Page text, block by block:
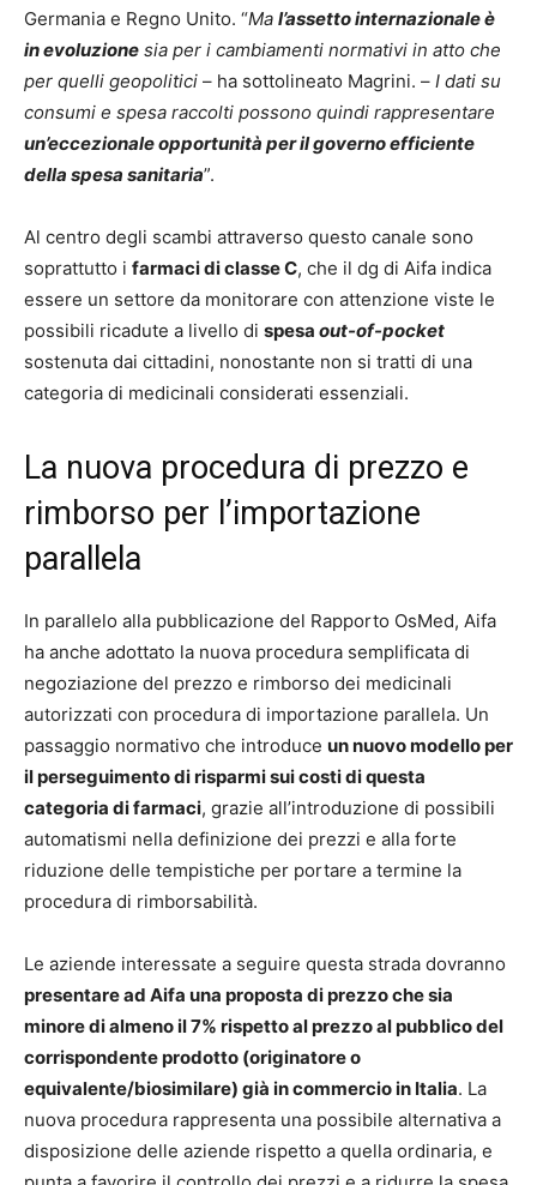
Germania e Regno Unito. “Ma l’assetto internazionale è
in evoluzione sia per i cambiamenti normativi in atto che
per quelli geopolitici – ha sottolineato Magrini. – I dati su
consumi e spesa raccolti possono quindi rappresentare
un’eccezionale opportunità per il governo efficiente
della spesa sanitaria”.
Al centro degli scambi attraverso questo canale sono
soprattutto i farmaci di classe C, che il dg di Aifa indica
essere un settore da monitorare con attenzione viste le
possibili ricadute a livello di spesa out-of-pocket
sostenuta dai cittadini, nonostante non si tratti di una
categoria di medicinali considerati essenziali.
La nuova procedura di prezzo e
rimborso per l’importazione
parallela
In parallelo alla pubblicazione del Rapporto OsMed, Aifa
ha anche adottato la nuova procedura semplificata di
negoziazione del prezzo e rimborso dei medicinali
autorizzati con procedura di importazione parallela. Un
passaggio normativo che introduce un nuovo modello per
il perseguimento di risparmi sui costi di questa
categoria di farmaci, grazie all’introduzione di possibili
automatismi nella definizione dei prezzi e alla forte
riduzione delle tempistiche per portare a termine la
procedura di rimborsabilità.
Le aziende interessate a seguire questa strada dovranno
presentare ad Aifa una proposta di prezzo che sia
minore di almeno il 7% rispetto al prezzo al pubblico del
corrispondente prodotto (originatore o
equivalente/biosimilare) già in commercio in Italia. La
nuova procedura rappresenta una possibile alternativa a
disposizione delle aziende rispetto a quella ordinaria, e